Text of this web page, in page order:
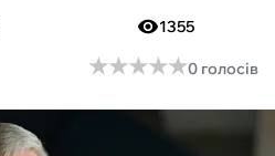
1355
★★★★★
★★★★★0 голосів